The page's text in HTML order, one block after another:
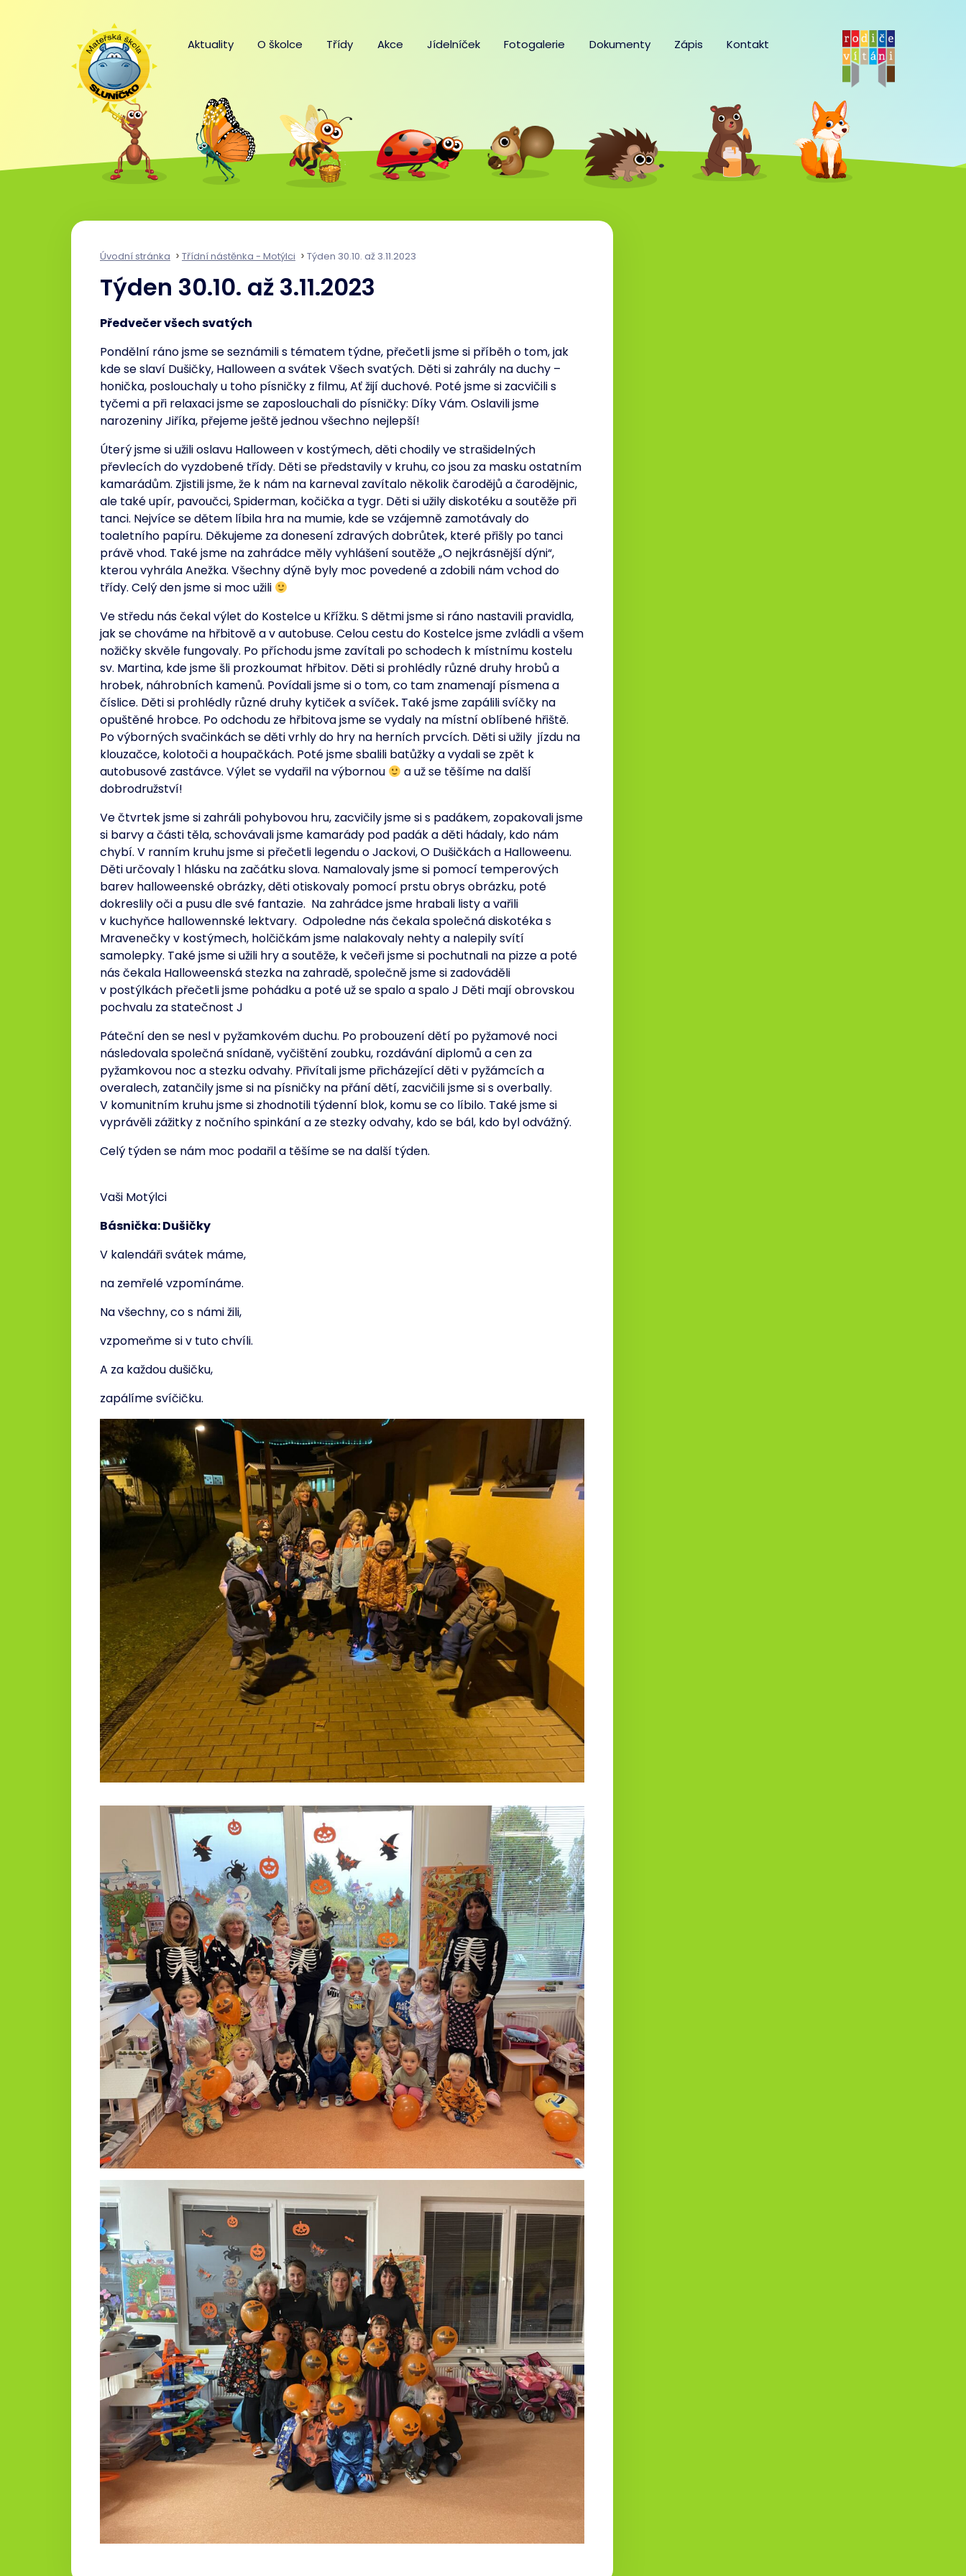
Aktuality O školce Třídy Akce Jídelníček Fotogalerie Dokumenty Zápis Kontakt
Úvodní stránka Třídní nástěnka - Motýlci Týden 30.10. až 3.11.2023
Týden 30.10. až 3.11.2023
Předvečer všech svatých
Pondělní ráno jsme se seznámili s tématem týdne, přečetli jsme si příběh o tom, jak
kde se slaví Dušičky, Halloween a svátek Všech svatých. Děti si zahrály na duchy –
honička, poslouchaly u toho písničky z filmu, Ať žijí duchové. Poté jsme si zacvičili s
tyčemi a při relaxaci jsme se zaposlouchali do písničky: Díky Vám. Oslavili jsme
narozeniny Jiříka, přejeme ještě jednou všechno nejlepší!
Úterý jsme si užili oslavu Halloween v kostýmech, děti chodily ve strašidelných
převlecích do vyzdobené třídy. Děti se představily v kruhu, co jsou za masku ostatním
kamarádům. Zjistili jsme, že k nám na karneval zavítalo několik čarodějů a čarodějnic,
ale také upír, pavoučci, Spiderman, kočička a tygr. Děti si užily diskotéku a soutěže při
tanci. Nejvíce se dětem líbila hra na mumie, kde se vzájemně zamotávaly do
toaletního papíru. Děkujeme za donesení zdravých dobrůtek, které přišly po tanci
právě vhod. Také jsme na zahrádce měly vyhlášení soutěže „O nejkrásnější dýni“,
kterou vyhrála Anežka. Všechny dýně byly moc povedené a zdobili nám vchod do
třídy. Celý den jsme si moc užili
Ve středu nás čekal výlet do Kostelce u Křížku. S dětmi jsme si ráno nastavili pravidla,
jak se chováme na hřbitově a v autobuse. Celou cestu do Kostelce jsme zvládli a všem
nožičky skvěle fungovaly. Po příchodu jsme zavítali po schodech k místnímu kostelu
sv. Martina, kde jsme šli prozkoumat hřbitov. Děti si prohlédly různé druhy hrobů a
hrobek, náhrobních kamenů. Povídali jsme si o tom, co tam znamenají písmena a
číslice. Děti si prohlédly různé druhy kytiček a svíček. Také jsme zapálili svíčky na
opuštěné hrobce. Po odchodu ze hřbitova jsme se vydaly na místní oblíbené hřiště.
Po výborných svačinkách se děti vrhly do hry na herních prvcích. Děti si užily jízdu na
klouzačce, kolotoči a houpačkách. Poté jsme sbalili batůžky a vydali se zpět k
autobusové zastávce. Výlet se vydařil na výbornou
a už se těšíme na další
dobrodružství!
Ve čtvrtek jsme si zahráli pohybovou hru, zacvičily jsme si s padákem, zopakovali jsme
si barvy a části těla, schovávali jsme kamarády pod padák a děti hádaly, kdo nám
chybí. V ranním kruhu jsme si přečetli legendu o Jackovi, O Dušičkách a Halloweenu.
Děti určovaly 1 hlásku na začátku slova. Namalovaly jsme si pomocí temperových
barev halloweenské obrázky, děti otiskovaly pomocí prstu obrys obrázku, poté
dokreslily oči a pusu dle své fantazie. Na zahrádce jsme hrabali listy a vařili
v kuchyňce hallowennské lektvary. Odpoledne nás čekala společná diskotéka s
Mravenečky v kostýmech, holčičkám jsme nalakovaly nehty a nalepily svítí
samolepky. Také jsme si užili hry a soutěže, k večeři jsme si pochutnali na pizze a poté
nás čekala Halloweenská stezka na zahradě, společně jsme si zadováděli
v postýlkách přečetli jsme pohádku a poté už se spalo a spalo J Děti mají obrovskou
pochvalu za statečnost J
Páteční den se nesl v pyžamkovém duchu. Po probouzení dětí po pyžamové noci
následovala společná snídaně, vyčištění zoubku, rozdávání diplomů a cen za
pyžamkovou noc a stezku odvahy. Přivítali jsme přicházející děti v pyžámcích a
overalech, zatančily jsme si na písničky na přání dětí, zacvičili jsme si s overbally.
V komunitním kruhu jsme si zhodnotili týdenní blok, komu se co líbilo. Také jsme si
vyprávěli zážitky z nočního spinkání a ze stezky odvahy, kdo se bál, kdo byl odvážný.
Celý týden se nám moc podařil a těšíme se na další týden.
Vaši Motýlci
Básnička: Dušičky
V kalendáři svátek máme,
na zemřelé vzpomínáme.
Na všechny, co s námi žili,
vzpomeňme si v tuto chvíli.
A za každou dušičku,
zapálíme svíčičku.